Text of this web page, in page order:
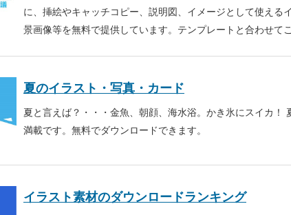
に、挿絵やキャッチコピー、説明図、イメージとして使える
景画像等を無料で提供しています。テンプレートと合わせて
夏のイラスト・写真・カード
夏と言えば？・・・金魚、朝顔、海水浴。かき氷にスイカ！
満載です。無料でダウンロードできます。
イラスト素材のダウンロードランキング